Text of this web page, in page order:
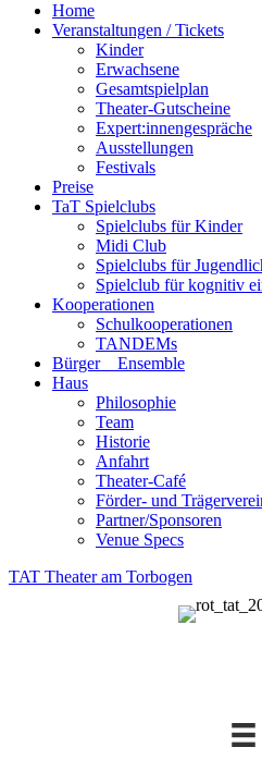
Home
Veranstaltungen / Tickets
Kinder
Erwachsene
Gesamtspielplan
Theater-Gutscheine
Expert:innengespräche
Ausstellungen
Festivals
Preise
TaT Spielclubs
Spielclubs für Kinder
Midi Club
Spielclubs für
Spielclub für kognitiv
Kooperationen
Schulkooperationen
TANDEMs
Bürger__Ensemble
Haus
Philosophie
Team
Historie
Anfahrt
Theater-Café
Förder- und
Partner/Sponsoren
Venue Specs
TAT Theater am Torbogen